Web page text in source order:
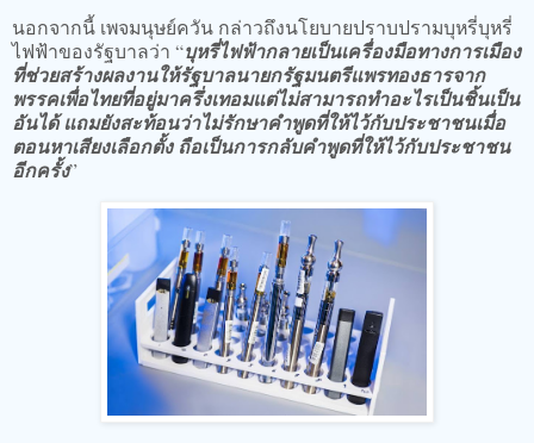
นอกจากนี้ เพจมนุษย์ควัน กล่าวถึงนโยบายปราบปรามบุหรี่บุหรี่
ไฟฟ้าของรัฐบาลว่า “บุหรี่ไฟฟ้ากลายเป็นเครื่องมือทางการเมือง
ที่ช่วยสร้างผลงานให้รัฐบาลนายกรัฐมนตรีแพรทองธารจาก
พรรคเพื่อไทยที่อยู่มาครึ่งเทอมแต่ไม่สามารถทำอะไรเป็นชิ้นเป็น
อันได้ แถมยังสะท้อนว่าไม่รักษาคำพูดที่ให้ไว้กับประชาชนเมื่อ
ตอนหาเสียงเลือกตั้ง ถือเป็นการกลับคำพูดที่ให้ไว้กับประชาชน
อีกครั้ง”